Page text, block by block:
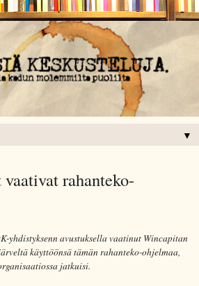
▼
rahanteko-
yhdistyksenn avustuksella vaatinut Wincapitan
käyttöönsä tämän rahanteko-ohjelmaa,
jatkuisi.